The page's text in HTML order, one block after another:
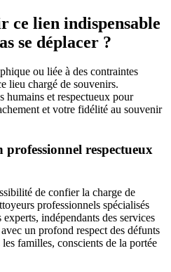
ce lien indispensable
se déplacer ?
ou liée à des contraintes
lieu chargé de souvenirs.
humains et respectueux pour
et votre fidélité au souvenir
professionnel respectueux
de confier la charge de
professionnels spécialisés
indépendants des services
un profond respect des défunts
familles, conscients de la portée